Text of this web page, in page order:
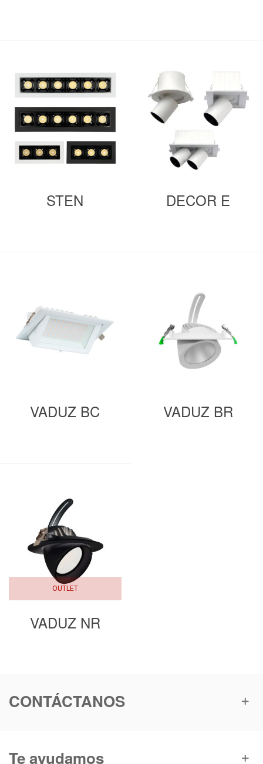
STEN DECOR E
VADUZ BC VADUZ BR
OUTLET
VADUZ NR
CONTÁCTANOS
Te ayudamos